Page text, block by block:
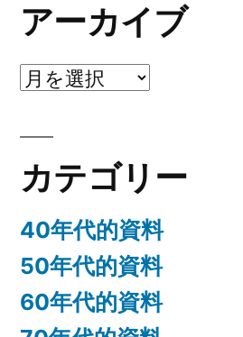
アーカイブ
ア
イ
ブ
カテゴリー
40年代的資料
50年代的資料
60年代的資料